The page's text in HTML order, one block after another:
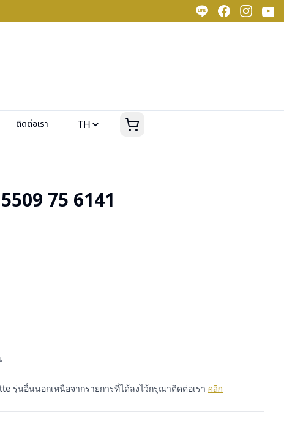
ติดต่อเรา
75 6141
รุ่นอื่นนอกเหนือจากรายการที่ได้ลงไว้กรุณาติดต่อเรา คลิก